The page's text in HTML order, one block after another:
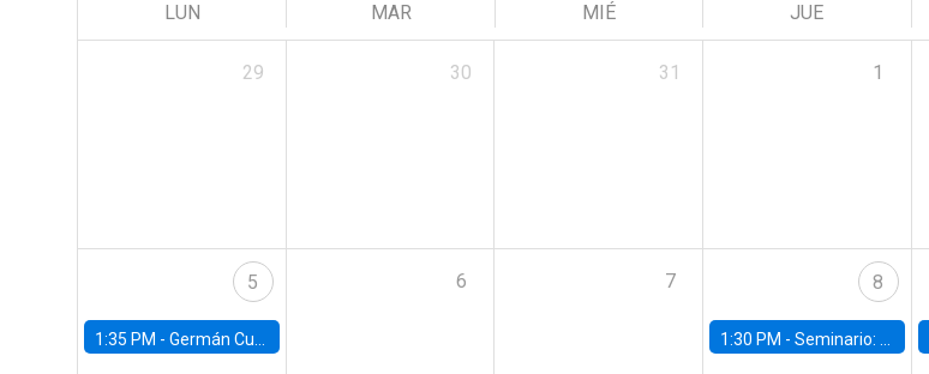
LUN MAR MIÉ JUE
29 30 31 1
5
1:35 PM - Germán Cubas, University of Houston
6 7 8
1:30 PM -Seminario: “Recuperando la humanidad para progresar en la era de la IA»